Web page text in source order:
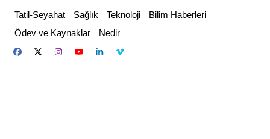
content
Tatil-Seyahat Sağlık Teknoloji
Bilim Haberleri
Ödev ve Kaynaklar
Nedir